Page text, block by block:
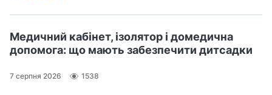
Медичний кабінет, ізолятор і домедична
допомога: що мають забезпечити дитсадки
7 серпня 2026 1538